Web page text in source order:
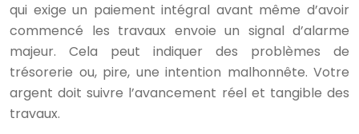
qui exige un paiement intégral avant même d’avoir
commencé les travaux envoie un signal d’alarme
majeur. Cela peut indiquer des problèmes de
trésorerie ou, pire, une intention malhonnête. Votre
argent doit suivre l’avancement réel et tangible des
travaux.